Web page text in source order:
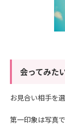
会ってみた
お見合い相手を
第一印象は写真